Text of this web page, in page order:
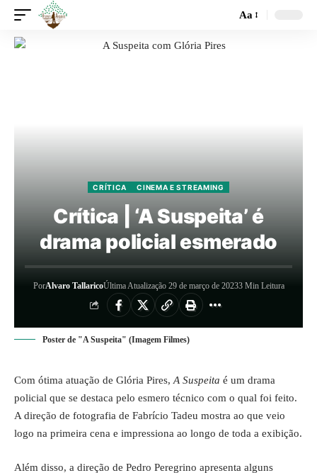
Aa
CRÍTICA CINEMA E STREAMING
Crítica | ‘A Suspeita’ é
drama policial esmerado
PorAlvaro TallaricoÚltima Atualização 29 de março de 20233 Min Leitura
Poster de "A Suspeita" (Imagem Filmes)
Com ótima atuação de Glória Pires, A Suspeita é um drama
policial que se destaca pelo esmero técnico com o qual foi feito.
A direção de fotografia de Fabrício Tadeu mostra ao que veio
logo na primeira cena e impressiona ao longo de toda a exibição.
Além disso, a direção de Pedro Peregrino apresenta alguns